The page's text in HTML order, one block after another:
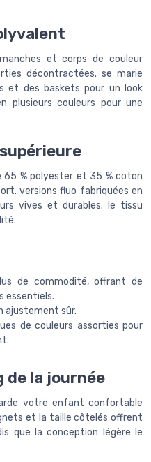
et corps de couleur
décontractées. se marie
et des baskets pour un look
plusieurs couleurs pour une
65 % polyester et 35 % coton
versions fluo fabriquées en
vives et durables. le tissu
de commodité, offrant de
essentiels.
ajustement sûr.
de couleurs assorties pour
la journée
votre enfant confortable
et la taille côtelés offrent
que la conception légère le